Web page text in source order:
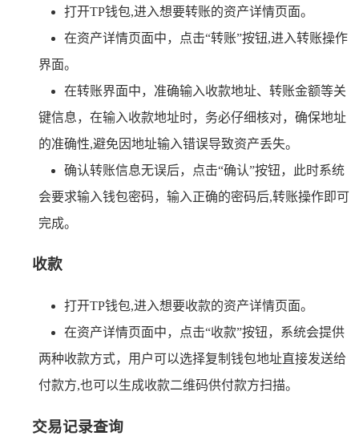
打开TP钱包,进入想要转账的资产详情页面。
在资产详情页面中，点击“转账”按钮,进入转账操作
界面。
在转账界面中，准确输入收款地址、转账金额等关
键信息，在输入收款地址时，务必仔细核对，确保地址
的准确性,避免因地址输入错误导致资产丢失。
确认转账信息无误后，点击“确认”按钮，此时系统
会要求输入钱包密码，输入正确的密码后,转账操作即可
完成。
收款
打开TP钱包,进入想要收款的资产详情页面。
在资产详情页面中，点击“收款”按钮，系统会提供
两种收款方式，用户可以选择复制钱包地址直接发送给
付款方,也可以生成收款二维码供付款方扫描。
交易记录查询